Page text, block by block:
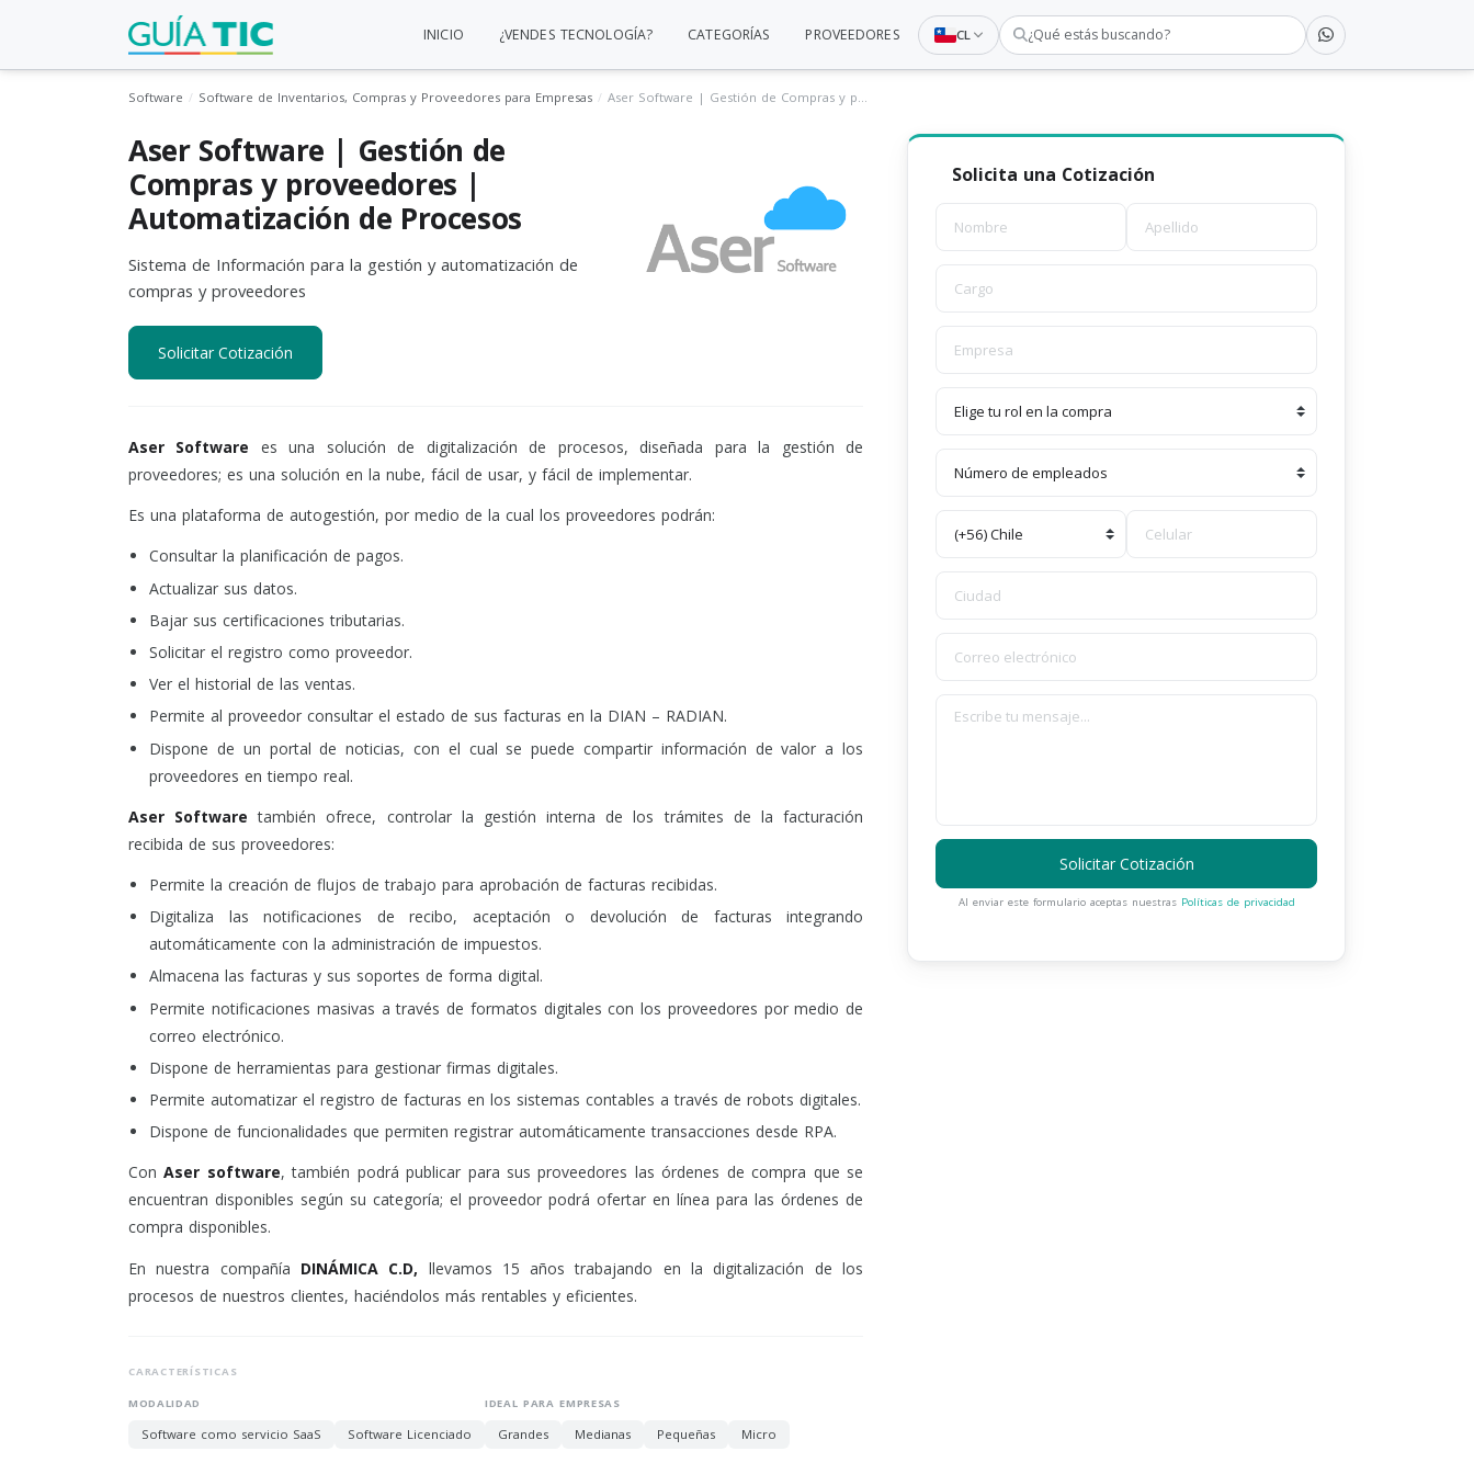
CL ¿Qué estás buscando?
INICIO ¿VENDES TECNOLOGÍA? CATEGORÍAS PROVEEDORES
Software Software de Inventarios, Compras y Proveedores para Empresas Aser Software | Gestión de Compras y proveedores | Automatización de Procesos
Aser Software | Gestión de
Compras y proveedores |
Automatización de Procesos
Sistema de Información para la gestión y automatización de
compras y proveedores
Solicitar Cotización
Aser Software es una solución de digitalización de procesos, diseñada para la gestión de
proveedores; es una solución en la nube, fácil de usar, y fácil de implementar.
Es una plataforma de autogestión, por medio de la cual los proveedores podrán:
Consultar la planificación de pagos.
Actualizar sus datos.
Bajar sus certificaciones tributarias.
Solicitar el registro como proveedor.
Ver el historial de las ventas.
Permite al proveedor consultar el estado de sus facturas en la DIAN – RADIAN.
Dispone de un portal de noticias, con el cual se puede compartir información de valor a los
proveedores en tiempo real.
Aser Software también ofrece, controlar la gestión interna de los trámites de la facturación
recibida de sus proveedores:
Permite la creación de flujos de trabajo para aprobación de facturas recibidas.
Digitaliza las notificaciones de recibo, aceptación o devolución de facturas integrando
automáticamente con la administración de impuestos.
Almacena las facturas y sus soportes de forma digital.
Permite notificaciones masivas a través de formatos digitales con los proveedores por medio de
correo electrónico.
Dispone de herramientas para gestionar firmas digitales.
Permite automatizar el registro de facturas en los sistemas contables a través de robots digitales.
Dispone de funcionalidades que permiten registrar automáticamente transacciones desde RPA.
ConAser software, también podrá publicar para sus proveedores las órdenes de compra que se
encuentran disponibles según su categoría; el proveedor podrá ofertar en línea para las órdenes de
compra disponibles.
En nuestra compañía DINÁMICA C.D, llevamos 15 años trabajando en la digitalización de los
procesos de nuestros clientes, haciéndolos más rentables y eficientes.
CARACTERÍSTICAS
MODALIDAD
Software como servicio SaaS Software Licenciado
IDEAL PARA EMPRESAS
Grandes Medianas Pequeñas Micro
Solicita una Cotización
Al enviar este formulario aceptas nuestras Políticas de privacidad
Solicitar Cotización